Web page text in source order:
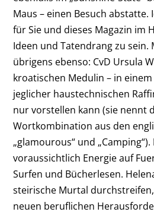
Maus – einen ­Besuch abstatte.
für Sie und dieses ­Magazin im
Ideen und Tatendrang zu sein.
übrigens ebenso: CvD Ursula
kroatischen Medulin – in
jeglicher haustechnischen
nur vorstellen kann (sie nennt
Wort­kombination aus den
„glamourous“ und
voraussichtlich Energie auf
Surfen und Bücherlesen.
steirische Murtal
neuen beruflichen